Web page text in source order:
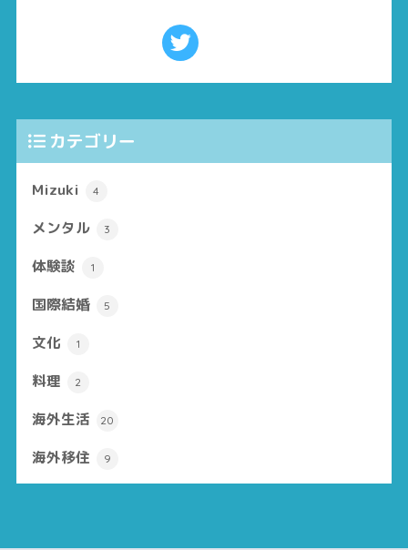
カテゴリー
Mizuki 4
メンタル 3
体験談 1
国際結婚 5
文化 1
料理 2
海外生活 20
海外移住 9